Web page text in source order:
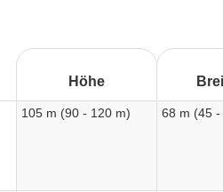
Höhe
105 m (90 - 120 m) 68 m (45 -